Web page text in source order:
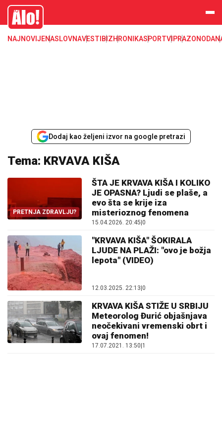
Alo
NAJNOVIJENASLOVNAVESTI BIZHRONIKASPORTVIPRAZONODA
Dodaj kao željeni izvor na google pretrazi
Tema: KRVAVA KIŠA
PRETNJA ZDRAVLJU?
ŠTA JE KRVAVA KIŠA I KOLIKO
JE OPASNA? Ljudi se plaše, a
evo šta se krije iza
misterioznog fenomena
15.04.2026. 20:45 0
"KRVAVA KIŠA" ŠOKIRALA
LJUDE NA PLAŽI: "ovo je božja
lepota" (VIDEO)
12.03.2025. 22:13|0
KRVAVA KIŠA STIŽE U SRBIJU
Meteorolog Đurić objašnjava
neočekivani vremenski obrt i
ovaj fenomen!
17.07.2021. 13:50|1